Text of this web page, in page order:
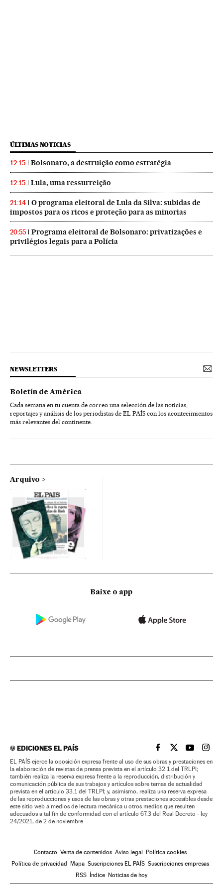
ÚLTIMAS NOTICIAS
12:15 Bolsonaro, a destruição como estratégia
12:15 Lula, uma ressurreição
21:14
O programa eleitoral de Lula da Silva: subidas de
impostos para os ricos e proteção para as minorias
20:55
Programa eleitoral de Bolsonaro: privatizações e
privilégios legais para a Polícia
NEWSLETTERS
Boletín de América
Cada semana en tu cuenta de correo una selección de las noticias,
reportajes y análisis de los periodistas de EL PAÍS con los acontecimientos
más relevantes del continente.
Arquivo
Baixe o app
©EDICIONES EL PAÍS EL PAÍS BRASIL EN
EL PAÍSEL PAÍS
EL
EL PAÍS ejerce la oposición expresa frente al uso de sus obras y prestaciones en
la elaboración de revistas de prensa prevista en el artículo 32.1 del TRLPI;
también realiza la reserva expresa frente a la reproducción, distribución y
comunicación pública de sus trabajos y artículos sobre temas de actualidad
prevista en el artículo 33.1 del TRLPI; y, asimismo, realiza una reserva expresa
de las reproducciones y usos de las obras y otras prestaciones accesibles desde
este sitio web a medios de lectura mecánica u otros medios que resulten
adecuados a tal fin de conformidad con el artículo 67.3 del Real Decreto - ley
24/2021, de 2 de noviembre
Contacto Venta de contenidos Aviso legal
Política cookies
Política de privacidad
Mapa Suscripciones EL PAÍS Suscripciones empresas
RSS
Índice Noticias de hoy